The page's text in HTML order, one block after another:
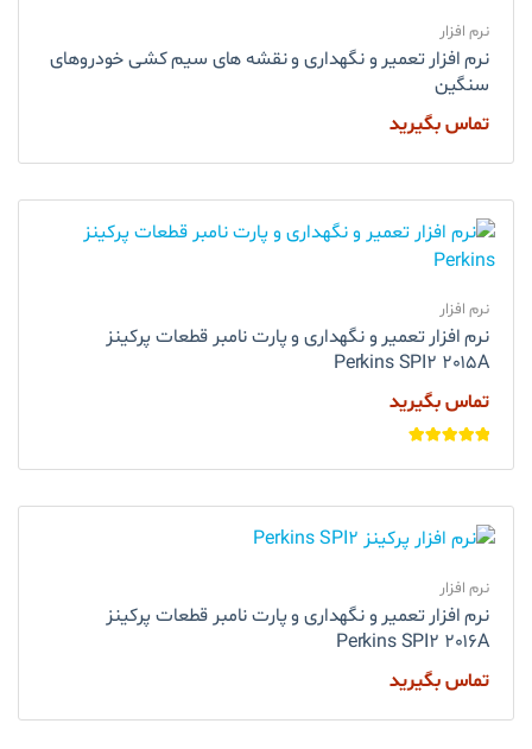
نرم افزار
نرم افزار تعمیر و نگهداری و نقشه های سیم کشی خودروهای
سنگین
تماس بگیرید
نرم افزار
نرم افزار تعمیر و نگهداری و پارت نامبر قطعات پرکینز
Perkins SPI2 2015A
تماس بگیرید
5
نرم افزار
نرم افزار تعمیر و نگهداری و پارت نامبر قطعات پرکینز
Perkins SPI2 2016A
تماس بگیرید